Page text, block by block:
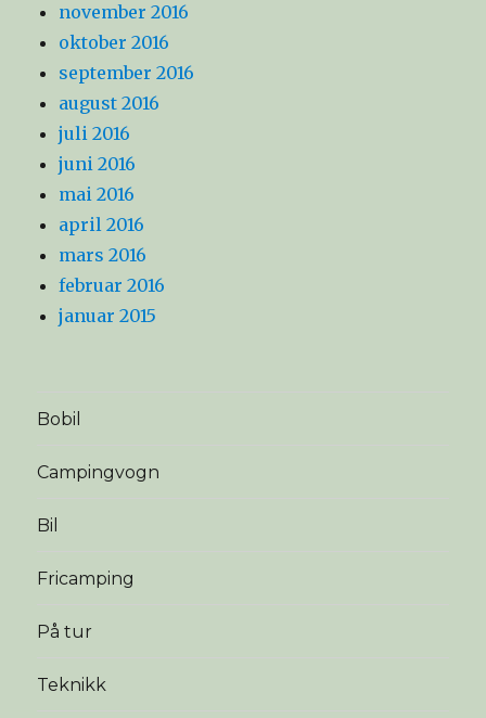
november 2016
oktober 2016
september 2016
august 2016
juli 2016
juni 2016
mai 2016
april 2016
mars 2016
februar 2016
januar 2015
Bobil
Campingvogn
Bil
Fricamping
På tur
Teknikk